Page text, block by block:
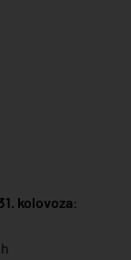
kolovoza: